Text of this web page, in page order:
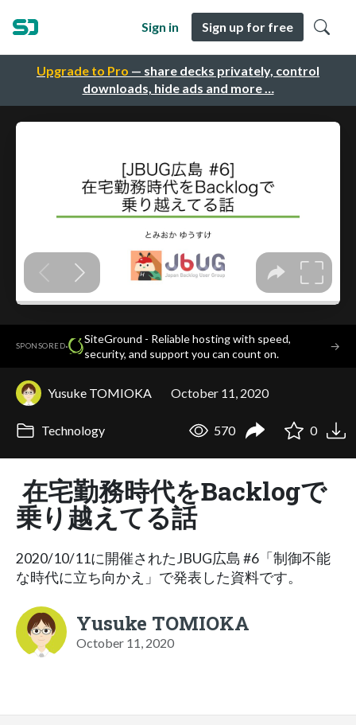
Upgrade to Pro — share decks privately, control
downloads, hide ads and more …
Sign in Sign up for free
SPONSORED·
SiteGround - Reliable hosting with speed,
security, and support you can count on.
→
Yusuke TOMIOKA October 11, 2020
Technology 570 0
在宅勤務時代をBacklogで
乗り越えてる話
2020/10/11に開催されたJBUG広島 #6「制御不能
な時代に立ち向かえ」で発表した資料です。
Yusuke TOMIOKA
October 11, 2020